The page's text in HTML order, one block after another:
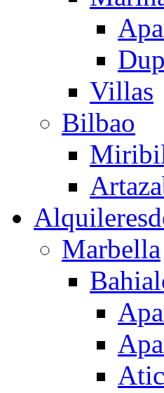
Villas
Bilbao
Alquileres
Marbella